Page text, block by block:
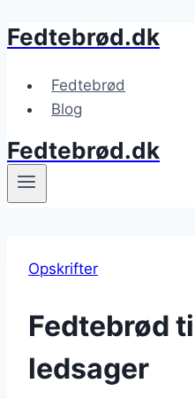
Fortsæt
indhold
Fedtebrød.dk
Fedtebrød
Blog
Fedtebrød.dk
Opskrifter
Fedtebrød
ledsager